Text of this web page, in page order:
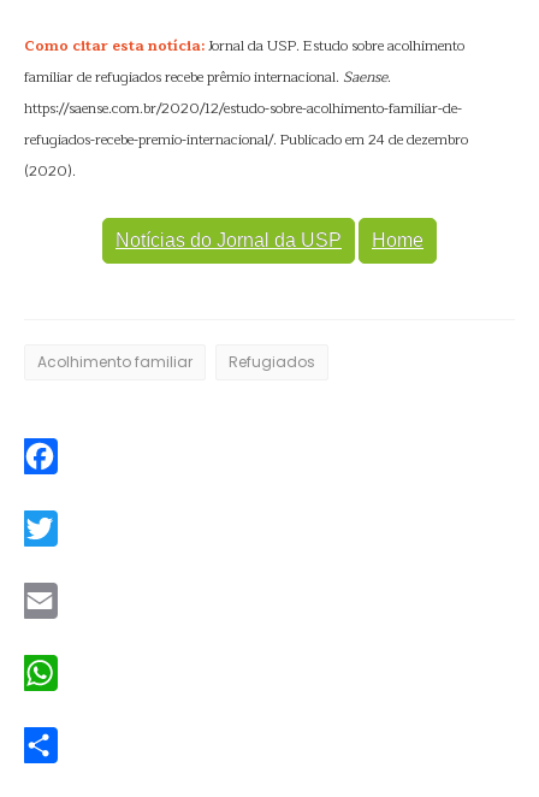
Como citar esta notícia:Jornal da USP. Estudo sobre acolhimento
familiar de refugiados recebe prêmio internacional. Saense.
https://saense.com.br/2020/12/estudo-sobre-acolhimento-familiar-de-
refugiados-recebe-premio-internacional/. Publicado em 24 de dezembro
(2020).
Notícias do Jornal da USP Home
Acolhimento familiar Refugiados